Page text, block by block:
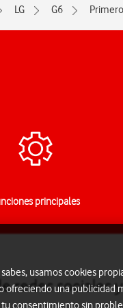
LG G6
principales
redes sociales
usamos cookies
ofreciendo una publicidad
consentimiento sin